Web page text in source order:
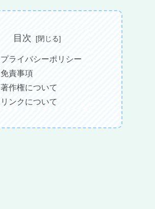
目次
プライバシーポリシー
免責事項
著作権について
リンクについて